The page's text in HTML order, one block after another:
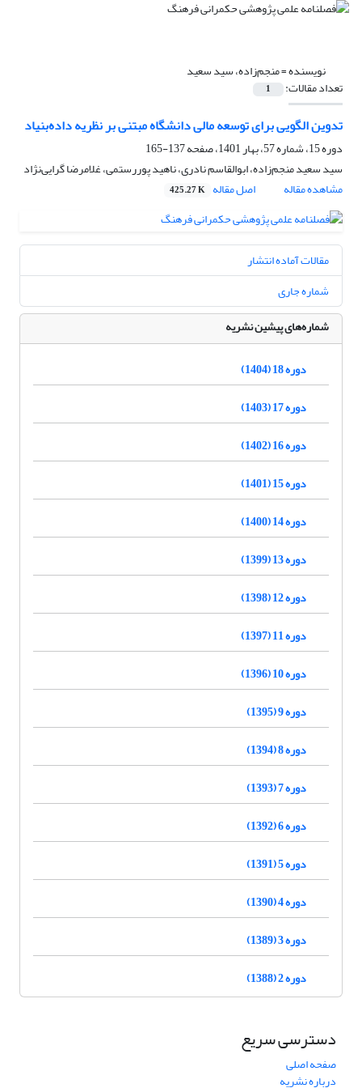
نویسنده =منجم‌زاده، سید سعید
تعداد مقالات: 1
تدوین الگویی برای توسعه مالی دانشگاه مبتنی بر نظریه داده‌بنیاد
دوره 15، شماره 57، بهار 1401، صفحه
137-165
سید سعید منجم‌زاده، ابوالقاسم نادری، ناهید پوررستمی، غلامرضا گرایی‌نژاد
مشاهده مقاله
اصل مقاله 425.27 K
مقالات آماده انتشار
شماره جاری
شماره‌های پیشین نشریه
دوره 18 (1404)
دوره 17 (1403)
دوره 16 (1402)
دوره 15 (1401)
دوره 14 (1400)
دوره 13 (1399)
دوره 12 (1398)
دوره 11 (1397)
دوره 10 (1396)
دوره 9 (1395)
دوره 8 (1394)
دوره 7 (1393)
دوره 6 (1392)
دوره 5 (1391)
دوره 4 (1390)
دوره 3 (1389)
دوره 2 (1388)
دسترسی سریع
صفحه اصلی
درباره نشریه